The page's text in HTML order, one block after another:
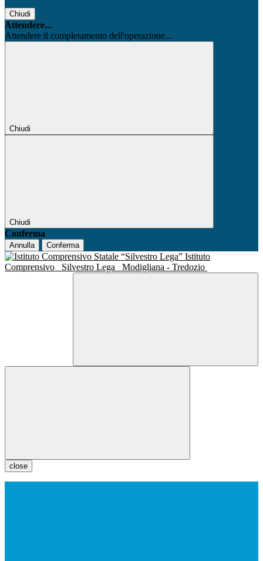
Chiudi
Attendere...
Attendere il completamento dell'operazione...
Chiudi
Chiudi
Conferma
Annulla Conferma
Istituto
Comprensivo
Silvestro Lega Modigliana - Tredozio
close